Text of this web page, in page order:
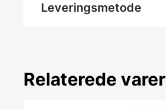
Leveringsmetode
Relaterede varer